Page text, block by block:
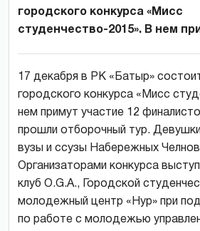
городского конкурса «Мисс
студенчество-2015». В нем
17 декабря в РК «Батыр»
городского конкурса «Мисс
нем примут участие 12
прошли отборочный тур.
вузы и ссузы Набережных
Организаторами конкурса
клуб O.G.A., Городской
молодежный центр «Нур» при
по работе с молодежью